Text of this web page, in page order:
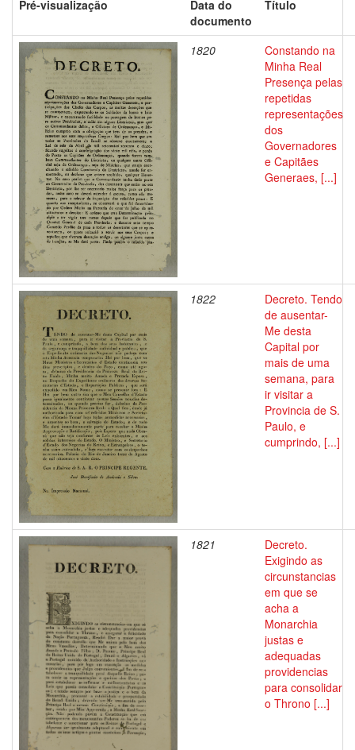
Pré-visualização
Data do
documento
Título
1820
Constando na
Minha Real
Presença pelas
repetidas
representações
dos
Governadores
e Capitães
Generaes, [...]
1822
Decreto. Tendo
de ausentar-
Me desta
Capital por
mais de uma
semana, para
ir visitar a
Provincia de S.
Paulo, e
cumprindo, [...]
1821
Decreto.
Exigindo as
circunstancias
em que se
acha a
Monarchia
justas e
adequadas
providencias
para consolidar
o Throno [...]